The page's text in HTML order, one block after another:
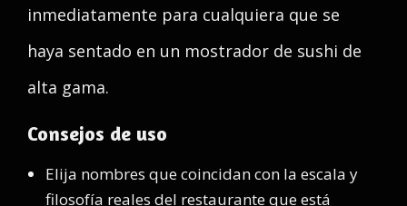
inmediatamente para cualquiera que se
haya sentado en un mostrador de sushi de
alta gama.
Consejos de uso
Elija nombres que coincidan con la escala y
filosofía reales del restaurante que está